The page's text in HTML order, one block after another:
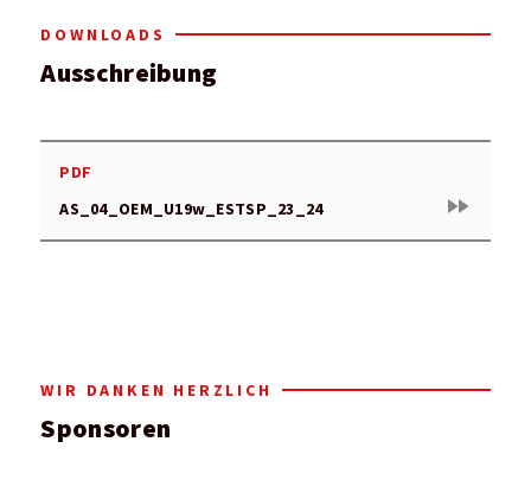
DOWNLOADS
Ausschreibung
PDF
AS_04_OEM_U19w_ESTSP_23_24
fast_forward
WIR DANKEN HERZLICH
Sponsoren